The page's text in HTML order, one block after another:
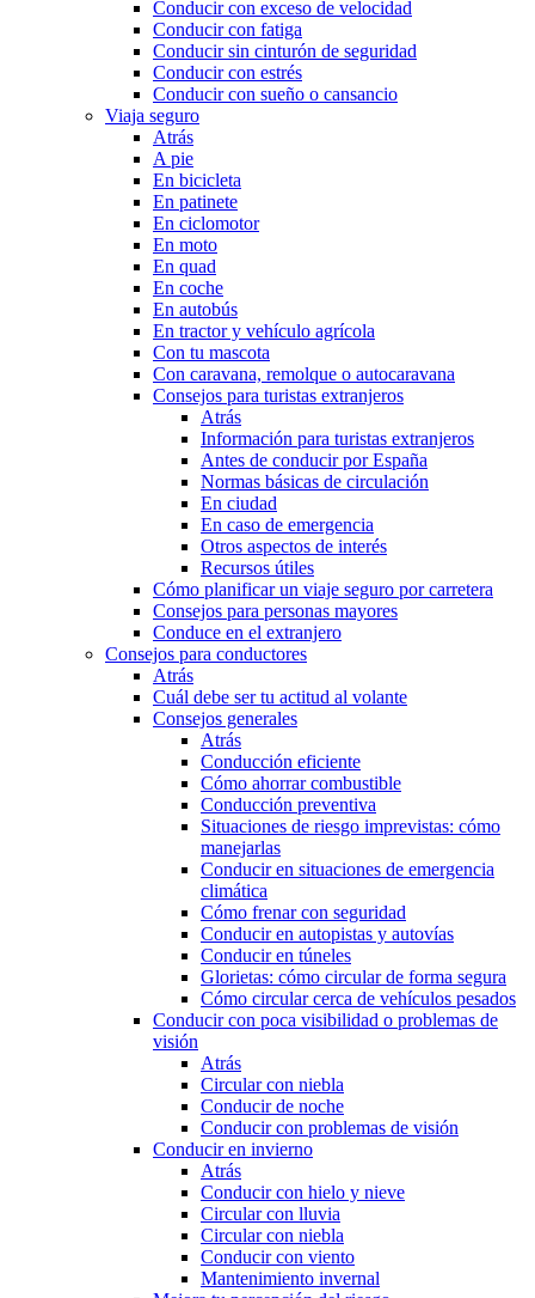
Conducir con exceso de velocidad
Conducir con fatiga
Conducir sin cinturón de seguridad
Conducir con estrés
Conducir con sueño o cansancio
Viaja seguro
Atrás
A pie
En bicicleta
En patinete
En ciclomotor
En moto
En quad
En coche
En autobús
En tractor y vehículo agrícola
Con tu mascota
Con caravana, remolque o autocaravana
Consejos para turistas extranjeros
Atrás
Información para turistas extranjeros
Antes de conducir por España
Normas básicas de circulación
En ciudad
En caso de emergencia
Otros aspectos de interés
Recursos útiles
Cómo planificar un viaje seguro por carretera
Consejos para personas mayores
Conduce en el extranjero
Consejos para conductores
Atrás
Cuál debe ser tu actitud al volante
Consejos generales
Atrás
Conducción eficiente
Cómo ahorrar combustible
Conducción preventiva
Situaciones de riesgo imprevistas: cómo
manejarlas
Conducir en situaciones de emergencia
climática
Cómo frenar con seguridad
Conducir en autopistas y autovías
Conducir en túneles
Glorietas: cómo circular de forma segura
Cómo circular cerca de vehículos pesados
Conducir con poca visibilidad o problemas de
visión
Atrás
Circular con niebla
Conducir de noche
Conducir con problemas de visión
Conducir en invierno
Atrás
Conducir con hielo y nieve
Circular con lluvia
Circular con niebla
Conducir con viento
Mantenimiento invernal